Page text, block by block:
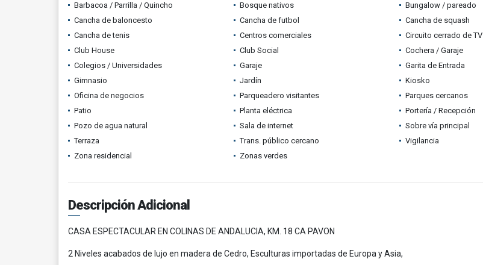
Barbacoa / Parrilla / Quincho
Bosque nativos
Bungalow / pareado
Cancha de baloncesto
Cancha de futbol
Cancha de squash
Cancha de tenis
Centros comerciales
Circuito cerrado de TV
Club House
Club Social
Cochera / Garaje
Colegios / Universidades
Garaje
Garita de Entrada
Gimnasio
Jardín
Kiosko
Oficina de negocios
Parqueadero visitantes
Parques cercanos
Patio
Planta eléctrica
Portería / Recepción
Pozo de agua natural
Sala de internet
Sobre vía principal
Terraza
Trans. público cercano
Vigilancia
Zona residencial
Zonas verdes
Descripción Adicional
CASA ESPECTACULAR EN COLINAS DE ANDALUCIA, KM. 18 CA PAVON
2 Niveles acabados de lujo en madera de Cedro, Esculturas importadas de Europa y Asia,